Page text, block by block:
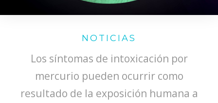
NOTICIAS
Los síntomas de intoxicación por
mercurio pueden ocurrir como
resultado de la exposición humana a